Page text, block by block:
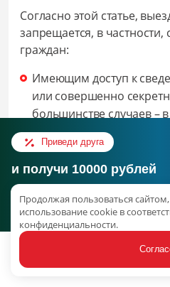
Приведи друга
и получи 10000 рублей
Об
Согласно этой статье,
запрещается, в
граждан:
Имеющим доступ к
или совершенно
большинстве случаев –
Призванным на военную
направленным на
службу.
Соответственно,
то образом убедиться, что
всё это не относится.
Статьи Услуги
Продолжая пользоваться
использование cookie в
конфиденциальности.